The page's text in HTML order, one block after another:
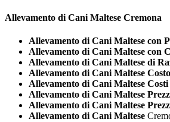
Allevamento di Cani Maltese Cremona
Allevamento di Cani Maltese con
Allevamento di Cani Maltese con
Allevamento di Cani Maltese di
Allevamento di Cani Maltese Costo
Allevamento di Cani Maltese Costi
Allevamento di Cani Maltese
Allevamento di Cani Maltese
Allevamento di Cani Maltese